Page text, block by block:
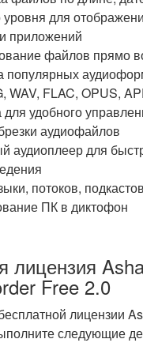
уровня для
приложений
файлов прямо
популярных
WAV, FLAC, OPUS,
удобного
аудиофайлов
аудиоплеер для
потоков,
ПК в диктофон
лицензия
Free 2.0
лицензии
следующие